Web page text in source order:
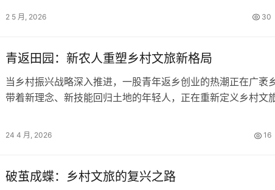
2 5 月, 2026 30
青返田园：新农人重塑乡村文旅新格局
当乡村振兴战略深入推进，一股青年返乡创业的热潮正在广袤
带着新理念、新技能回归土地的年轻人，正在重新定义乡村文
24 4 月, 2026 16
破茧成蝶：乡村文旅的复兴之路